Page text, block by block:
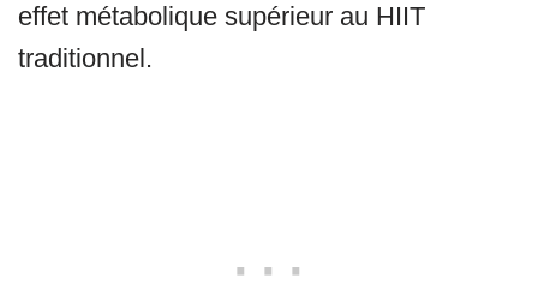
effet métabolique supérieur au HIIT
traditionnel.